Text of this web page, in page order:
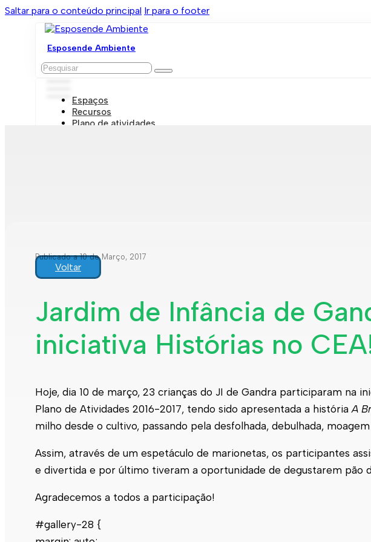
Saltar para o conteúdo principal Ir para o footer
Esposende Ambiente
Pesquisar
Espaços
Recursos
Plano de atividades
Publicado a 10 de Março, 2017
Voltar
Jardim de Infância de
iniciativa Histórias no
Hoje, dia 10 de março, 23 crianças do JI de Gandra participaram na
Plano de Atividades 2016-2017, tendo sido apresentada a história A
milho desde o cultivo, passando pela desfolhada, debulhada,
Assim, através de um espetáculo de marionetas, os participantes
e divertida e por último tiveram a oportunidade de degustarem pão
Agradecemos a todos a participação!
#gallery-28 {